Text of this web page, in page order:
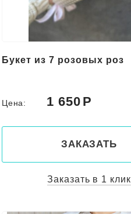
Букет из 7 розовых роз
Цена: 1 650
ЗАКАЗАТЬ
Заказать в 1 клик